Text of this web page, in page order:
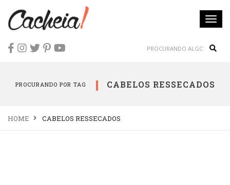
PROCURANDO POR TAG CABELOS RESSECADOS
HOME CABELOS RESSECADOS